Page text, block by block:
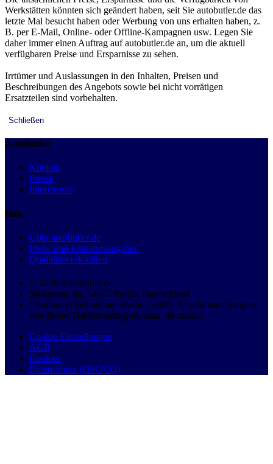
Werkstätten könnten sich geändert haben, seit Sie autobutler.de das
letzte Mal besucht haben oder Werbung von uns erhalten haben, z.
B. per E-Mail, Online- oder Offline-Kampagnen usw. Legen Sie
daher immer einen Auftrag auf autobutler.de an, um die aktuell
verfügbaren Preise und Ersparnisse zu sehen.
Irrtümer und Auslassungen in den Inhalten, Preisen und
Beschreibungen des Angebots sowie bei nicht vorrätigen
Ersatzteilen sind vorbehalten.
Schließen
Autobutler
Kontakt
Presse
Impressum
Info
Über autobutler.de
Preis- und Ersparnisangaben
Qualitätswerkstätten
© 2026 Autobutler.de
Mühlenstr. 8a, 14167 Berlin, Deutschland
*Nationale Teilnehmer-Rufnr. (VoIP), Anrufkosten hängen
von Ihrem Telefonvertrag ab, max. 49 ct/min.
Cookie Einstellungen
AGB
Cookies
Datenschutz (DSGVO)